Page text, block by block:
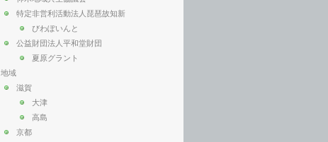
特定非営利活動法人琵琶故知新
びわぽいんと
公益財団法人平和堂財団
夏原グラント
地域
滋賀
大津
高島
京都